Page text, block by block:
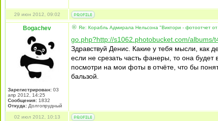
29 июн 2012, 09:02
Bogachev
Зарегистрирован: 03
апр 2012, 14:25
Сообщения: 1832
Откуда: Долгопрудный
Re: Корабль Адмирала Нельсона "Виктори - фотоотчет от
go.php?http://s1062.photobucket.com/
Здравствуй Денис. Какие у тебя мысли, как
если не срезать часть фанеры, то она
посмотри на мои фоты в отчёте, что бы
бальзой.
02 июл 2012, 10:13